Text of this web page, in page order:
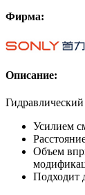
Фирма:
Описание:
Усилием
Объем
Подходит